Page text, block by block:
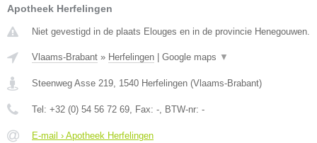
Apotheek Herfelingen
Niet gevestigd in de plaats Elouges en in de provincie Henegouwen.
Vlaams-Brabant » Herfelingen Google maps ▼
Steenweg Asse 219 1540 Herfelingen (Vlaams-Brabant)
Tel: +32 (0) 54 56 72 69 , Fax: - , BTW-nr: -
E-mail › Apotheek Herfelingen